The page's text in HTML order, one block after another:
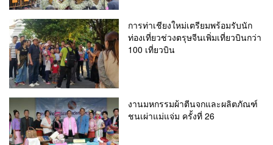
การท่าเชียงใหม่เตรียมพร้อมรับนัก
ท่องเที่ยวช่วงตรุษจีนเพิ่มเที่ยวบินกว่า
100 เที่ยวบิน
งานมหกรรมผ้าตีนจกและผลิตภัณฑ์
ชนเผ่าแม่แจ่ม ครั้งที่ 26